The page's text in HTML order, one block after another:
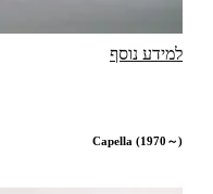
למידע נוסף
Capella (1970～)